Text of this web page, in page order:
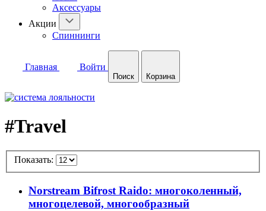
Аксессуары
Акции
Спиннинги
Главная Войти
Поиск Корзина
#Travel
Показать:
Norstream Bifrost Raido: многоколенный,
многоцелевой, многообразный